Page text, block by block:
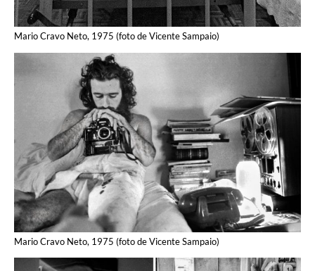
Mario Cravo Neto, 1975 (foto de Vicente Sampaio)
Mario Cravo Neto, 1975 (foto de Vicente Sampaio)